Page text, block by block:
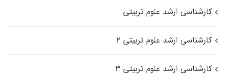
کارشناسی ارشد علوم تربیتی
کارشناسی ارشد علوم تربیتی ۲
کارشناسی ارشد علوم تربیتی ۳